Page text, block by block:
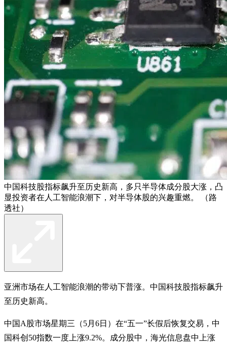
中国科技股指标飙升至历史新高，多只半导体成分股大涨，凸
显投资者在人工智能浪潮下，对半导体股的兴趣重燃。 （路
透社）
亚洲市场在人工智能浪潮的带动下普涨。中国科技股指标飙升
至历史新高。
中国A股市场星期三（5月6日）在“五一”长假后恢复交易，中
国科创50指数一度上涨9.2%。成分股中，海光信息盘中上涨